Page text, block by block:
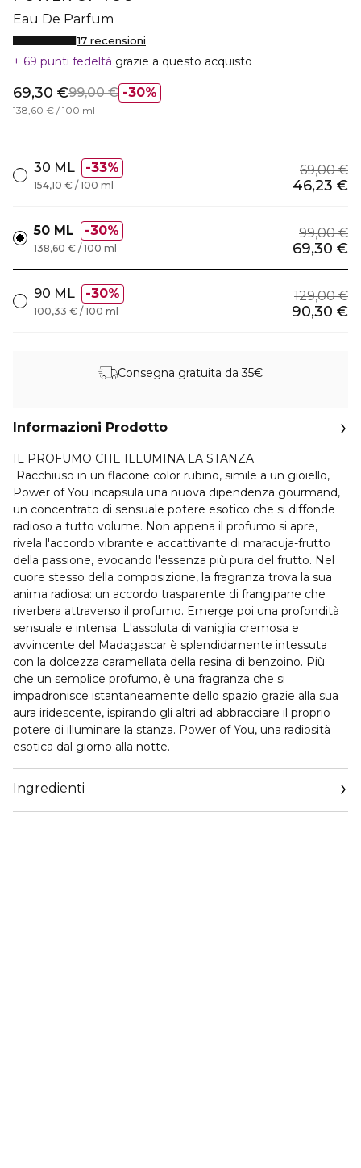
Eau De Parfum
17 recensioni
69 punti fedeltà grazie a questo acquisto
30%
69,30 €99,00 €
138,60 € / 100 ml
30 ML 33% 69,00 €
46,23 €
154,10 € / 100 ml
50 ML 30% 99,00 €
69,30 €
138,60 € / 100 ml
90 ML 30% 129,00 €
90,30 €
100,33 € / 100 ml
Consegna gratuita da 35€
Informazioni Prodotto
IL PROFUMO CHE ILLUMINA LA STANZA.
Racchiuso in un flacone color rubino, simile a un gioiello,
Power of You incapsula una nuova dipendenza gourmand,
un concentrato di sensuale potere esotico che si diffonde
radioso a tutto volume. Non appena il profumo si apre,
rivela l'accordo vibrante e accattivante di maracuja-frutto
della passione, evocando l'essenza più pura del frutto. Nel
cuore stesso della composizione, la fragranza trova la sua
anima radiosa: un accordo trasparente di frangipane che
riverbera attraverso il profumo. Emerge poi una profondità
sensuale e intensa. L'assoluta di vaniglia cremosa e
avvincente del Madagascar è splendidamente intessuta
con la dolcezza caramellata della resina di benzoino. Più
che un semplice profumo, è una fragranza che si
impadronisce istantaneamente dello spazio grazie alla sua
aura iridescente, ispirando gli altri ad abbracciare il proprio
potere di illuminare la stanza. Power of You, una radiosità
esotica dal giorno alla notte.
Ingredienti